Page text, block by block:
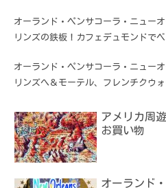
オーランド・ペンサコーラ・ニュー
リンズの鉄板！カフェデュモンドで
オーランド・ペンサコーラ・ニュー
リンズへ＆モーテル、フレンチクウ
アメリカ周
お買い物
オーランド